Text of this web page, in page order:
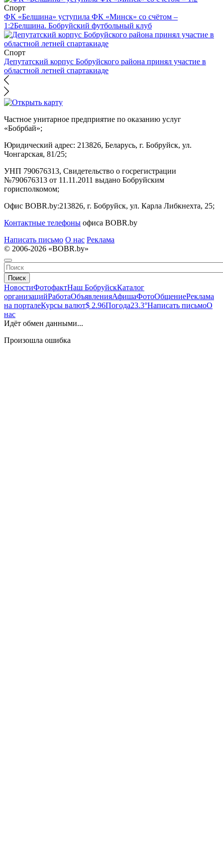
Спорт
ФК «Белшина» уступила ФК «Минск» со счётом –
1:2Белшина. Бобруйский футбольный клуб
Спорт
Депутатский корпус Бобруйского района принял участие в
областной летней спартакиаде
Частное унитарное предприятие по оказанию услуг
«Бобрбай»;
Юридический адрес: 213826, Беларусь, г. Бобруйск, ул.
Чонгарская, 81/25;
УНП 790676313, Свидетельство о госрегистрации
№790676313 от 11.11.2011 выдано Бобруйским
горисполкомом;
Офис BOBR.by:213826, г. Бобруйск, ул. Карла Либкнехта, 25;
Контактные телефоны офиса BOBR.by
Написать письмо О нас Реклама
© 2006-2026 «BOBR.by»
Поиск
НовостиФотофактНаш БобруйскКаталог
организацийРаботаОбъявленияАфишаФотоОбщениеРеклама
на порталеКурсы валют$ 2.96Погода23.3°Написать письмоО
нас
Идёт обмен данными...
Произошла ошибка